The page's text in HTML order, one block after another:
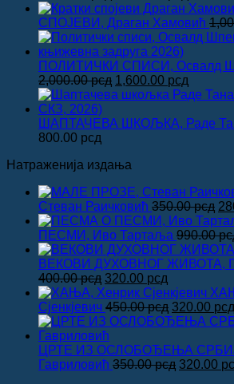
цена
је
била:
2,000.00 рсд.
цена
је:
СПОЈЕВИ, Драган Хамовић
ПОЛИТИЧКИ СПИСИ, Освалд
2,000.00рсд Оригинална
цена
била:
1,600.00 рсд
цена
ШАПТАЧЕВА ШКОЉКА, Раде
800.00 рсд
Натраженија издања
Стеван Раичковић 350.00рсд
је
ПЕСМИ, Иво Тартаља 990.00
ВЕКОВИ ДУХОВНОГ ЖИВОТА,
400.00рсд Оригинална
цена
је
била:
400.00 рсд.
320.00 рсд
цена
је:
320.00 рсд.
Сјенкјевич 450.00рсд
цена
била:
450.00
320.00 рсд
ЦРТЕ ИЗ ОСЛОБОЂЕЊА
Гавриловић 350.00рсд 320.00